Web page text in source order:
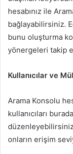
hesabınız ile
bağlayabilirsiniz.
bunu oluşturma
yönergeleri takip
Kullanıcılar ve
Arama Konsolu
kullanıcıları
onların erişim